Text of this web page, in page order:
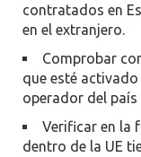
contratados en
en el extranjero.
Comprobar
que esté
operador del
Verificar en la
dentro de la UE